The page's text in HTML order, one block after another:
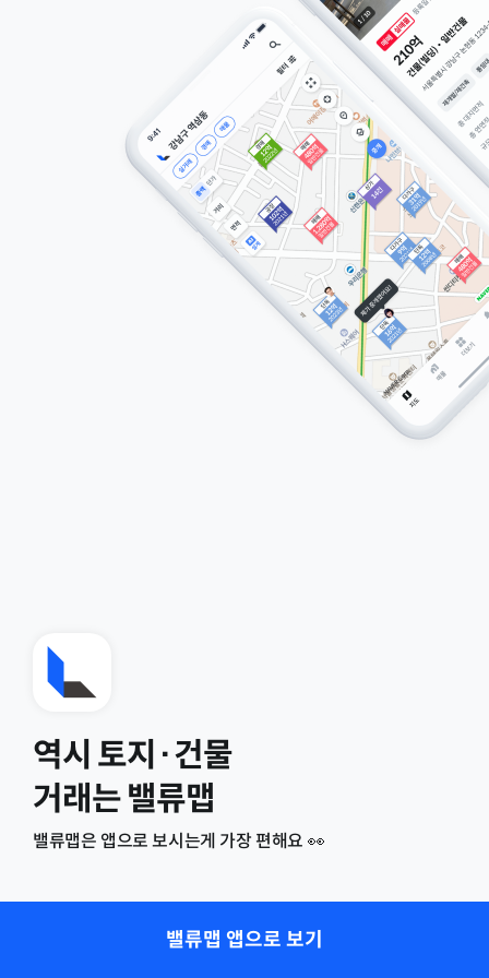
역시 토지·건물
거래는 밸류맵
밸류맵은 앱으로 보시는게 가장 편해요 👀
밸류맵 앱으로 보기